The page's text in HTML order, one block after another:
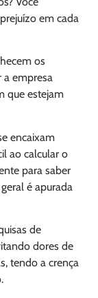
em cada
os
a empresa
que estejam
encaixam
ao calcular o
para saber
é apurada
de
dores de
tendo a crença